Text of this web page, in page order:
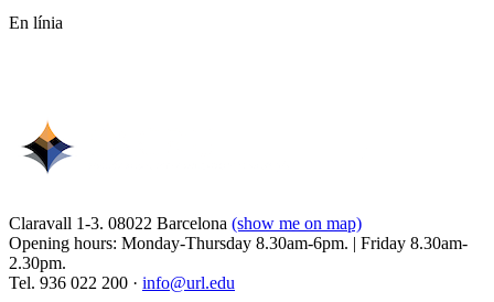
En línia
Claravall 1-3. 08022 Barcelona (show me on map)
Opening hours: Monday-Thursday 8.30am-6pm. | Friday 8.30am-
2.30pm.
Tel. 936 022 200 · info@url.edu